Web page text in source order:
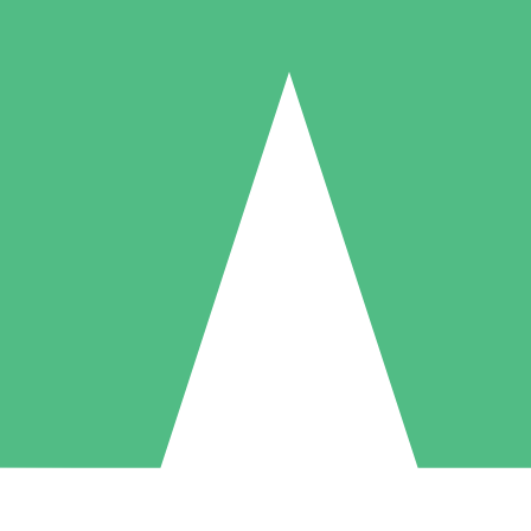
Packs de Crédits Individuels
à l'utilisation avec des crédits de téléchargement. Sans engagement
5 Téléchargements
US$